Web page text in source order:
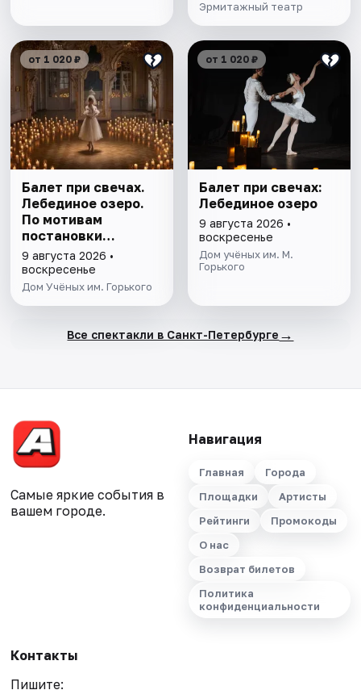
Эрмитажный театр
от 1 020 ₽
Балет при свечах.
Лебединое озеро.
По мотивам
постановки
Мариуса Петипа
9 августа 2026 •
воскресенье
Дом Учёных им. Горького
от 1 020 ₽
Балет при свечах:
Лебединое озеро
9 августа 2026 •
воскресенье
Дом учёных им. М.
Горького
Все спектакли в Санкт-Петербурге →
Самые яркие события в
вашем городе.
Навигация
Главная
Города
Площадки
Артисты
Рейтинги
Промокоды
О нас
Возврат билетов
Политика
конфиденциальности
Контакты
Пишите: